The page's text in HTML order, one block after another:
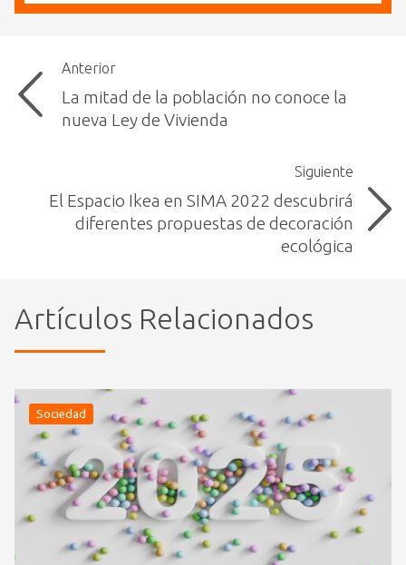
Anterior
La mitad de la población no conoce la
nueva Ley de Vivienda
Siguiente
El Espacio Ikea en SIMA 2022 descubrirá
diferentes propuestas de decoración
ecológica
Artículos Relacionados
Sociedad